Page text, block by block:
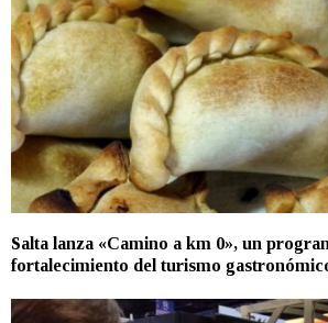
Salta lanza «Camino a km 0», un
fortalecimiento del turismo